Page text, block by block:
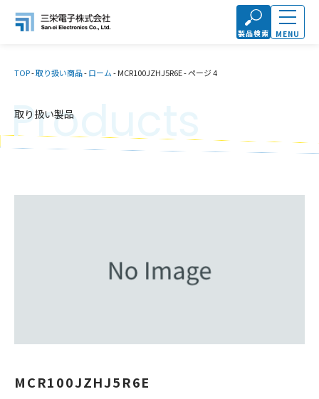
製品検索 MENU
TOP-取り扱い商品-ローム-MCR100JZHJ5R6E-ページ 4
取り扱い製品
Products
MCR100JZHJ5R6E